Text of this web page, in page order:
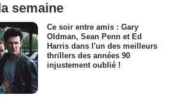
semaine
Ce soir entre amis : Gary
Oldman, Sean Penn et Ed
Harris dans l'un des meilleurs
thrillers des années 90
injustement oublié !